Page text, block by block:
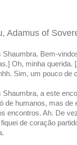
Adamus of
Shaumbra. Bem-
Oh, minha querida.
Sim, um pouco de
Shaumbra, a este
de humanos, mas
encontros. Ah. De
de coração